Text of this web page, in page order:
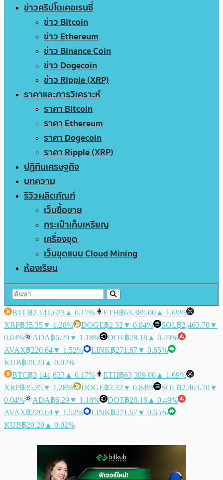
ข่าวคริปโตเคอเรนซี่
ข่าว Bitcoin
ข่าว Ethereum
ข่าว Binance Coin
ข่าว Dogecoin
ข่าว Ripple (XRP)
ราคาและการวิเคราะห์
ราคา Bitcoin
ราคา Ethereum
ราคา Dogecoin
ราคา Ripple (XRP)
ปฏิทินเศรษฐกิจ
บทความ
รีวิวผลิตภัณฑ์
เว็บซื้อขาย
กระเป๋าเก็บเหรียญ
เครื่องขุด
เว็บขุดแบบ Cloud Mining
ห้องเรียน
BTC฿2,141,623 ▲ 0.17% ETH฿63,389.00 ▲ 1.69%
XRP฿35.35▼ 1.28% DOGE฿2.32 ▼ 0.84% SOL฿2,463.70▼
0.04%
ADA฿6.29▼ 1.18% DOT฿28.18 ▲ 0.49%
AVAX฿220.64▼ 1.52% LINK฿271.67▼ 0.65%
KUB฿20.20 ▲ 0.02%
BTC฿2,141,623 ▲ 0.17% ETH฿63,389.00 ▲ 1.69%
XRP฿35.35▼ 1.28% DOGE฿2.32 ▼ 0.84% SOL฿2,463.70▼
0.04%
ADA฿6.29▼ 1.18% DOT฿28.18 ▲ 0.49%
AVAX฿220.64▼ 1.52% LINK฿271.67▼ 0.65%
KUB฿20.20 ▲ 0.02%